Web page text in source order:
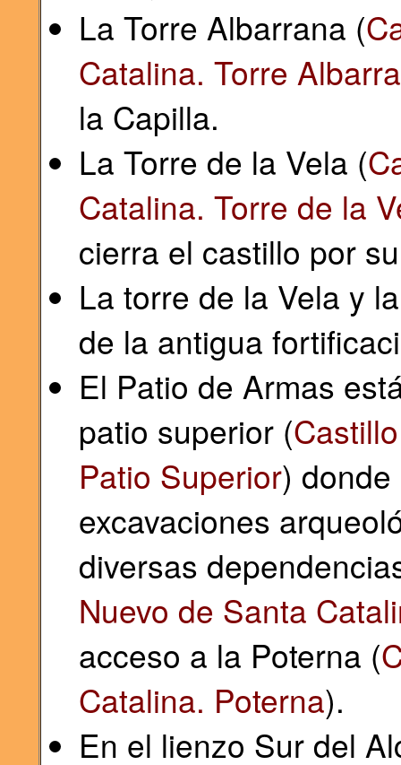
La Torre Albarrana (
Catalina. Torre
la Capilla.
La Torre de la Vela (
Catalina. Torre de la
cierra el castillo por
La torre de la Vela y
de la antigua
El Patio de Armas
patio superior (
Patio Superior)
excavaciones
diversas
Nuevo de Santa
acceso a la Poterna (
Catalina. Poterna).
En el lienzo Sur del